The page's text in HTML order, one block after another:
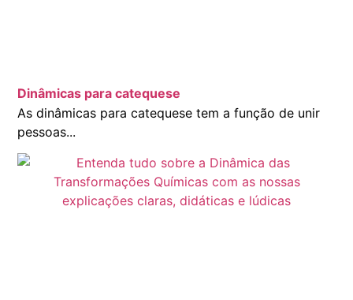
Dinâmicas para catequese
As dinâmicas para catequese tem a função de unir
pessoas...